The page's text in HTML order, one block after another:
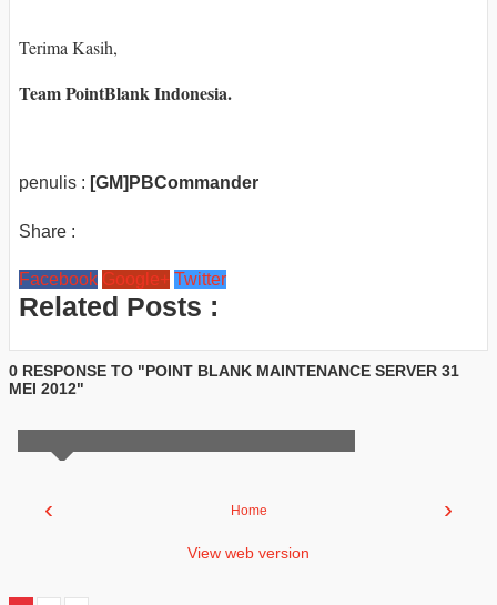
Terima Kasih,
Team PointBlank Indonesia.
penulis : [GM]PBCommander
Share :
Facebook Google+ Twitter
Related Posts :
0 RESPONSE TO "POINT BLANK MAINTENANCE SERVER 31
MEI 2012"
‹ ›
Home
View web version